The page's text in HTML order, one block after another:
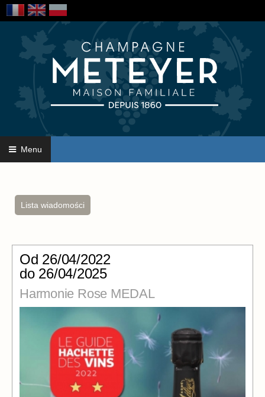
Menu
Lista wiadomości
Od 26/04/2022
do 26/04/2025
Harmonie Rose MEDAL